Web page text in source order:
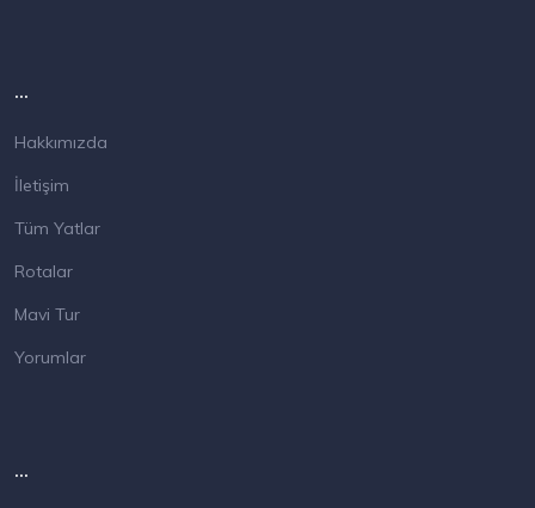
...
Hakkımızda
İletişim
Tüm Yatlar
Rotalar
Mavi Tur
Yorumlar
...